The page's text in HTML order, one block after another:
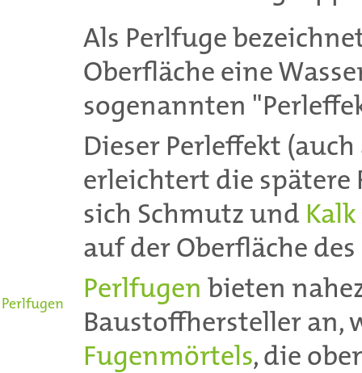
Perlfugen
Als Perlfuge
Oberfläche eine
sogenannten
Dieser Perleffekt
erleichtert die spätere
sich Schmutz und Kalk
auf der Oberfläche des
Perlfugen bieten
Baustoffhersteller an,
Fugenmörtels, die